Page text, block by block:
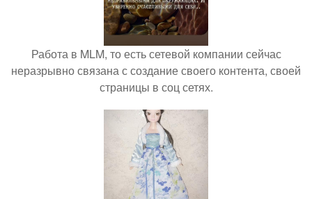
Работа в MLM, то есть сетевой компании сейчас
неразрывно связана с создание своего контента, своей
страницы в соц сетях.